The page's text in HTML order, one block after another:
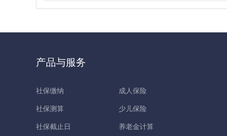
产品与服务
社保缴纳
社保测算
社保截止日
成人保险
少儿保险
养老金计算